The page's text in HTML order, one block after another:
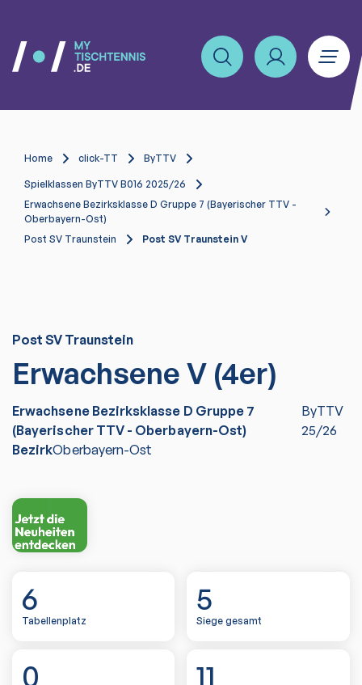
Home click-TT ByTTV
Spielklassen ByTTV B016 2025/26
Erwachsene Bezirksklasse D Gruppe 7 (Bayerischer TTV -
Oberbayern-Ost)
Post SV Traunstein
Post SV Traunstein V
Post SV Traunstein
Erwachsene V (4er)
Erwachsene Bezirksklasse D Gruppe 7
(Bayerischer TTV - Oberbayern-Ost)
ByTTV
25/26
BezirkOberbayern-Ost
6
Tabellenplatz
5
Siege gesamt
0 11